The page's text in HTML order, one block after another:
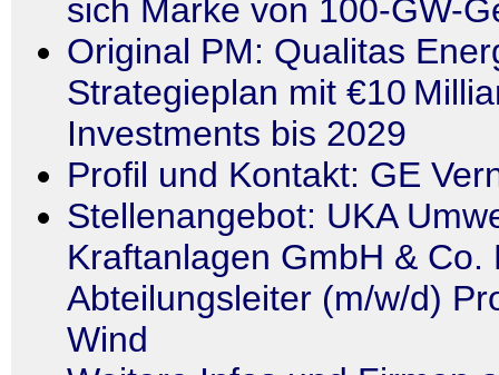
sich Marke von 100-GW-
Original PM: Qualitas
Strategieplan mit €10
Investments bis 2029
Profil und Kontakt: GE
Stellenangebot: UKA
Kraftanlagen GmbH & Co.
Abteilungsleiter (m/w/d)
Wind